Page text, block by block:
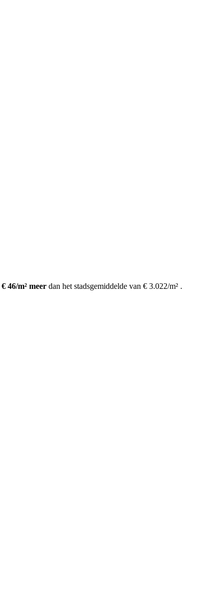
€ 46/m² meer dan het stadsgemiddelde van € 3.022/m² .